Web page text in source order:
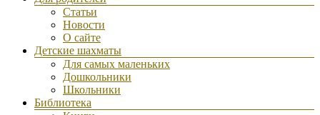
Статьи
Новости
О сайте
Детские шахматы
Для самых маленьких
Дошкольники
Школьники
Библиотека